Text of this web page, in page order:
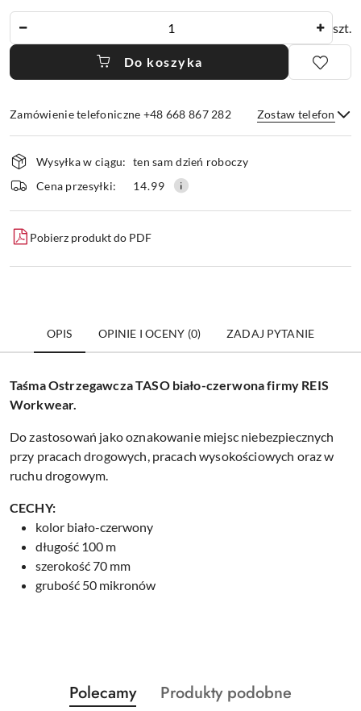
szt.
Do koszyka
Zamówienie telefoniczne +48 668 867 282 Zostaw telefon
Wyślij
Dostępność
i
dostawa
Wysyłka w ciągu: ten sam dzień roboczy
Cena przesyłki:
14.99
Pobierz produkt do PDF
OPIS OPINIE I OCENY (0) ZADAJ PYTANIE
Taśma Ostrzegawcza TASO biało-czerwona firmy REIS
Workwear.
Do zastosowań jako oznakowanie miejsc niebezpiecznych
przy pracach drogowych, pracach wysokościowych oraz w
ruchu drogowym.
CECHY:
kolor biało-czerwony
długość 100 m
szerokość 70 mm
grubość 50 mikronów
Pomiń karuzelę produktów
Produkty
Polecamy
Produkty
Produkty podobne